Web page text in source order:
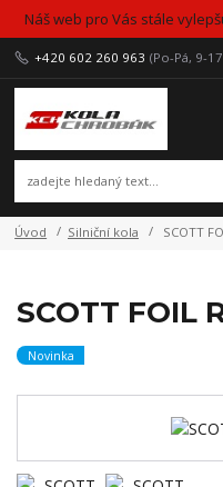
Náš web pro Vás stále
+420 602 260 963 (Po-Pá, 9-
Úvod Silniční kola SCOTT
SCOTT FOIL
Novinka